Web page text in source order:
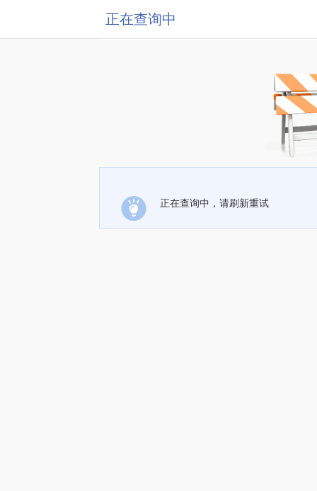
正在查询中
正在查询中，请刷新重试